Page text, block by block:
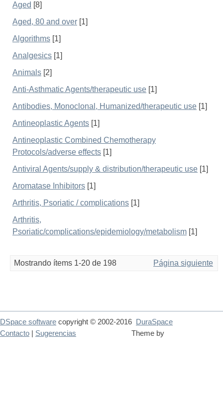
Aged [8]
Aged, 80 and over [1]
Algorithms [1]
Analgesics [1]
Animals [2]
Anti-Asthmatic Agents/therapeutic use [1]
Antibodies, Monoclonal, Humanized/therapeutic use [1]
Antineoplastic Agents [1]
Antineoplastic Combined Chemotherapy
Protocols/adverse effects [1]
Antiviral Agents/supply & distribution/therapeutic use [1]
Aromatase Inhibitors [1]
Arthritis, Psoriatic / complications [1]
Arthritis,
Psoriatic/complications/epidemiology/metabolism [1]
Mostrando ítems 1-20 de 198 Página siguiente
DSpace software copyright © 2002-2016
DuraSpace
Theme by
Contacto Sugerencias